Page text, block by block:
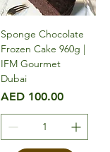
Sponge Chocolate
Frozen Cake 960g |
IFM Gourmet
Dubai
मूल्य
AED 100.00